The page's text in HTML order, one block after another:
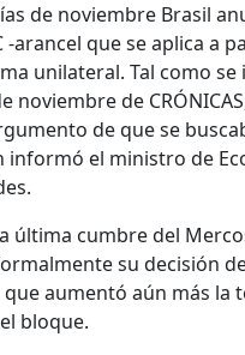
de noviembre Brasil
-arancel que se aplica a
unilateral. Tal como
noviembre de
de que se
informó el ministro de
última cumbre del
su decisión
que aumentó aún más la
bloque.